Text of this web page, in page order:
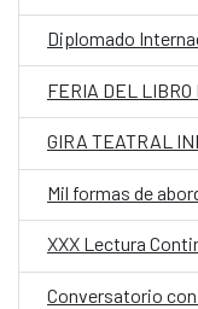
Diplomado
FERIA DEL LIBRO
XXX Lectura